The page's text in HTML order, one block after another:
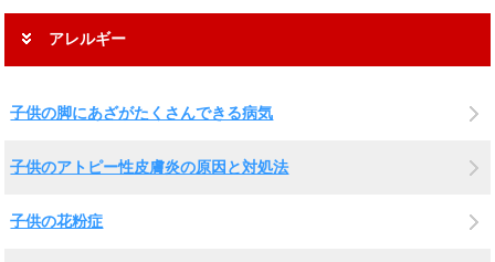
アレルギー
子供の脚にあざがたくさんできる病気
子供のアトピー性皮膚炎の原因と対処法
子供の花粉症